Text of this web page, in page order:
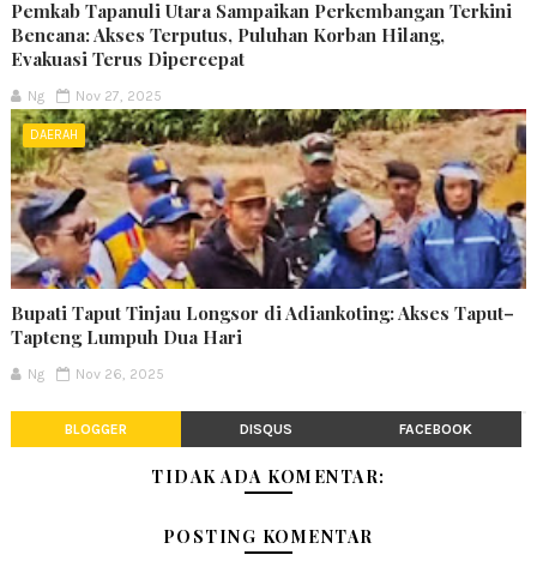
Pemkab Tapanuli Utara Sampaikan Perkembangan Terkini
Bencana: Akses Terputus, Puluhan Korban Hilang,
Evakuasi Terus Dipercepat
Ng Nov 27, 2025
DAERAH
Bupati Taput Tinjau Longsor di Adiankoting: Akses Taput–
Tapteng Lumpuh Dua Hari
Ng Nov 26, 2025
BLOGGER DISQUS FACEBOOK
TIDAK ADA KOMENTAR:
POSTING KOMENTAR